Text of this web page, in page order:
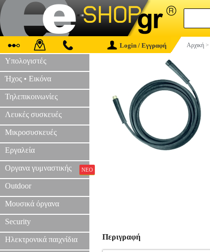
Login / Εγγραφή Αρχική >
Υπολογιστές
Ήχος • Εικόνα
Τηλεπικοινωνίες
Λευκές συσκευές
Μικροσυσκευές
Εργαλεία
Οργανα γυμναστικής ΝΕΟ
Outdoor
Μουσικά όργανα
Security
Ηλεκτρονικά παιχνίδια Περιγραφή